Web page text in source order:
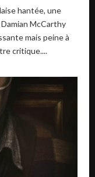
hantée, une
McCarthy
mais peine à
critique....